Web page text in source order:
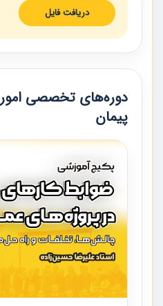
دریافت فایل
دوره‌های تخصصی امور
پیمان